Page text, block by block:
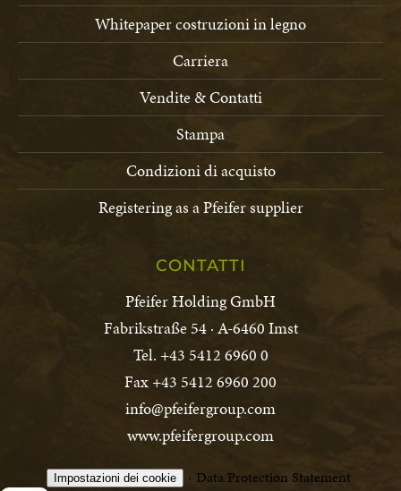
Whitepaper costruzioni in legno
Carriera
Vendite & Contatti
Stampa
Condizioni di acquisto
Registering as a Pfeifer supplier
CONTATTI
Pfeifer Holding GmbH
Fabrikstraße 54 · A-6460 Imst
Tel. +43 5412 6960 0
Fax +43 5412 6960 200
info@pfeifergroup.com
www.pfeifergroup.com
Impostazioni dei cookie
Data Protection Statement